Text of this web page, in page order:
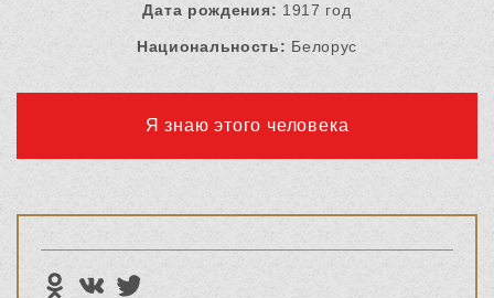
Дата рождения: 1917 год
Национальность: Белорус
Я знаю этого человека